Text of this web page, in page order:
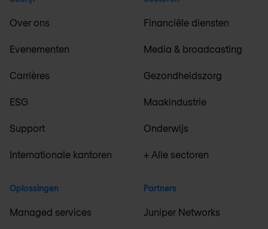
Over ons
Evenementen
Carrières
ESG
Support
Internationale kantoren
Oplossingen
Managed services
Financiële diensten
Media & broadcasting
Gezondheidszorg
Maakindustrie
Onderwijs
+ Alle sectoren
Partners
Juniper Networks